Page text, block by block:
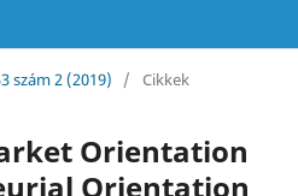
szám 2 (2019) / Cikkek
Orientation
Orientation